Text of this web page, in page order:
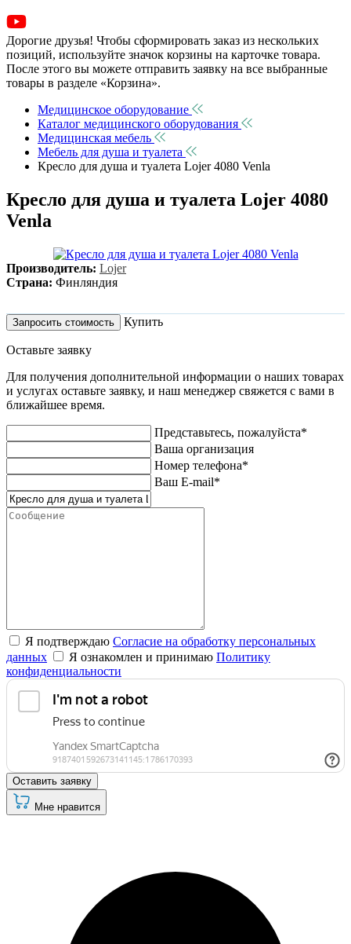
Дорогие друзья! Чтобы сформировать заказ из нескольких
позиций, используйте значок корзины на карточке товара.
После этого вы можете отправить заявку на все выбранные
товары в разделе «Корзина».
Медицинское оборудование
Каталог медицинского оборудования
Медицинская мебель
Мебель для душа и туалета
Кресло для душа и туалета Lojer 4080 Venla
Кресло для душа и туалета Lojer 4080
Venla
Производитель: Lojer
Страна: Финляндия
Запросить стоимость Купить
Оставьте заявку
Для получения дополнительной информации о наших товарах
и услугах оставьте заявку, и наш менеджер свяжется с вами в
ближайшее время.
Представьтесь, пожалуйста*
Ваша организация
Номер телефона*
Ваш E-mail*
Я подтверждаю Согласие на обработку персональных
данных
Я ознакомлен и принимаю Политику
конфиденциальности
Оставить заявку
Мне нравится